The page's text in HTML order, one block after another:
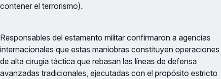
contener el terrorismo).
Responsables del estamento militar confirmaron a agencias
internacionales que estas maniobras constituyen operaciones
de alta cirugía táctica que rebasan las líneas de defensa
avanzadas tradicionales, ejecutadas con el propósito estricto